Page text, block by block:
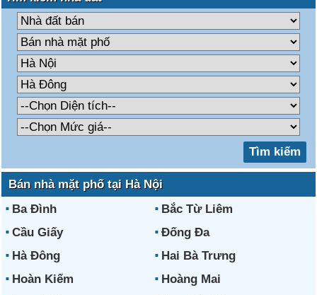
Bán nhà mặt phố tại Hà Nội
Ba Đình
Bắc Từ Liêm
Cầu Giấy
Đống Đa
Hà Đông
Hai Bà Trưng
Hoàn Kiếm
Hoàng Mai